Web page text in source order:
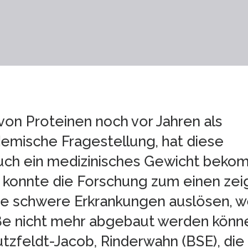
Proteinen noch vor Jahren als
Fragestellung, hat diese
ein medizinisches Gewicht
die Forschung zum einen
Erkrankungen auslösen,
nicht mehr abgebaut werden
Jacob, Rinderwahn (BSE), die